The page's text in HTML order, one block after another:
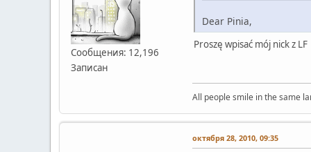
Сообщения: 12,196
Записан
Dear Pinia,
Proszę wpisać mój nick z LF
All people smile in the same
октября 28, 2010, 09:35